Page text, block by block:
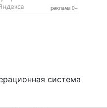
система